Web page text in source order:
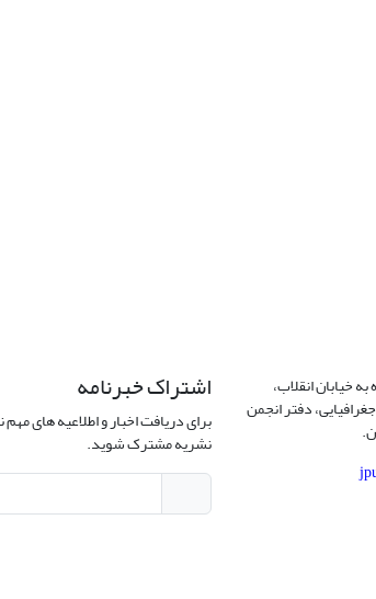
خیابان انقلاب،
دفتر انجمن
اشتراک خبرنامه
برای دریافت اخبار و اطلاعیه های
نشریه مشترک شوید.